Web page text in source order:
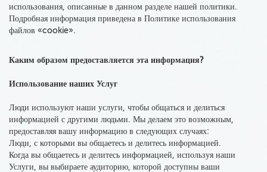
использования, описанные в данном разделе нашей политики.
Подробная информация приведена в Политике использования
файлов «cookie».
Каким образом предоставляется эта информация?
Использование наших Услуг
Люди используют наши услуги, чтобы общаться и делиться
информацией с другими людьми. Мы делаем это возможным,
предоставляя вашу информацию в следующих случаях:
Люди, с которыми вы общаетесь и делитесь информацией.
Когда вы общаетесь и делитесь информацией, используя наши
Услуги, вы выбираете аудиторию, которой доступны ваши